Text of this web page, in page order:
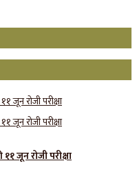
जून रोजी परीक्षा